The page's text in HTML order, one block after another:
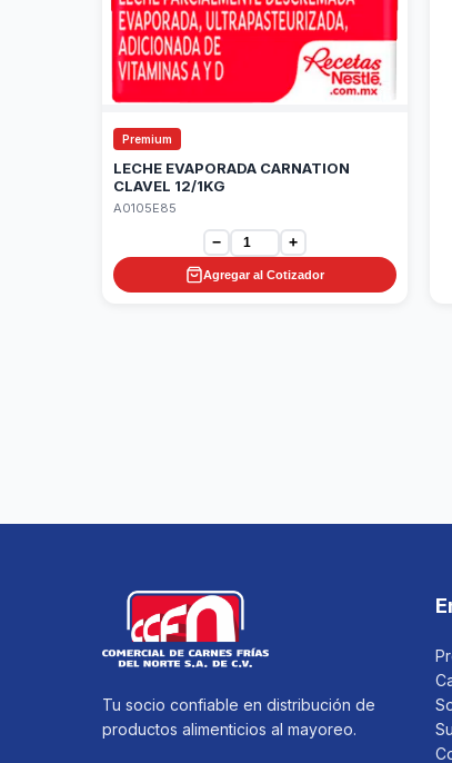
Premium
LECHE EVAPORADA CARNATION
CLAVEL 12/1KG
A0105E85
− +
Agregar al Cotizador
Tu socio confiable en distribución de
productos alimenticios al mayoreo.